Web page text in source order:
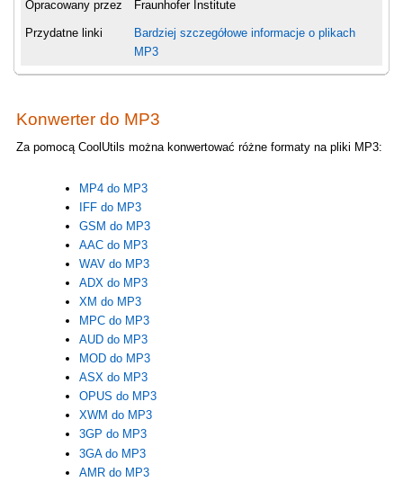
Opracowany przez Fraunhofer Institute
Przydatne linki
Bardziej szczegółowe informacje o plikach
MP3
Konwerter do MP3
Za pomocą CoolUtils można konwertować różne formaty na pliki MP3:
MP4 do MP3
IFF do MP3
GSM do MP3
AAC do MP3
WAV do MP3
ADX do MP3
XM do MP3
MPC do MP3
AUD do MP3
MOD do MP3
ASX do MP3
OPUS do MP3
XWM do MP3
3GP do MP3
3GA do MP3
AMR do MP3